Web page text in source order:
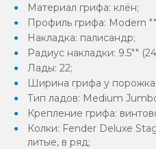
Материал грифа: клён;
Профиль грифа: Modern
Накладка: палисандр;
Радиус накладки: 9.5""
Лады: 22;
Ширина грифа у
Тип ладов: Medium
Крепление грифа:
Колки: Fender Deluxe
литые, в ряд;